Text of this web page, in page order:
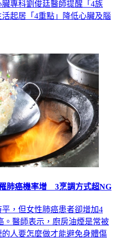
起居「4重點」降低心臟及腦
醫師表示，廚房油煙是常被
人要怎麼做才能避免身體傷
無毒教母、林口長庚醫院臨床